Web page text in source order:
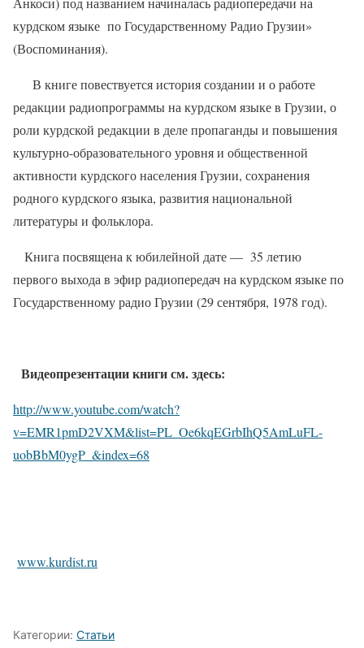
курдском языке по Государственному Радио Грузии»
(Воспоминания).
В книге повествуется история создании и о работе
редакции радиопрограммы на курдском языке в Грузии, о
роли курдской редакции в деле пропаганды и повышения
культурно-образовательного уровня и общественной
активности курдского населения Грузии, сохранения
родного курдского языка, развития национальной
литературы и фольклора.
Книга посвящена к юбилейной дате — 35 летию
первого выхода в эфир радиопередач на курдском языке по
Государственному радио Грузии (29 сентября, 1978 год).
Видеопрезентации книги см. здесь:
http://www.youtube.com/watch?
v=EMR1pmD2VXM&list=PL_Oe6kqEGrbIhQ5AmLuFL-
uobBbM0ygP_&index=68
www.kurdist.ru
Категории: Статьи